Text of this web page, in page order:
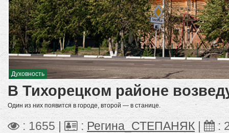
Духовность
В Тихорецком районе
Один из них появится в городе, второй — в станице.
: 1655 | : Регина_СТЕПАНЯК :